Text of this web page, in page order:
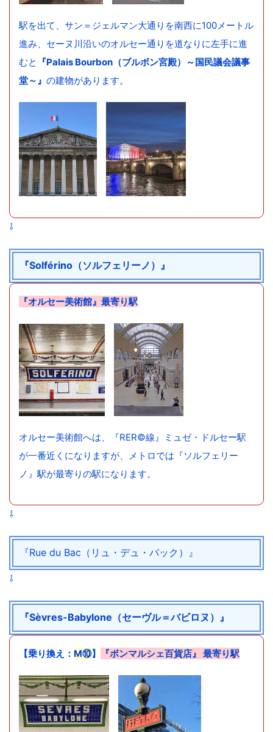
駅を出て、サン＝ジェルマン大通りを南西に100メートル
進み、セーヌ川沿いのオルセー通りを道なりに左手に進
むと
『Palais Bourbon（ブルボン宮殿）～国民議会議事
堂～』 の建物があります。
⇩
『Solférino（ソルフェリーノ）』
『オルセー美術館』最寄り駅
オルセー美術館へは、『RER©線』ミュゼ・ドルセー駅
が一番近くになりますが、メトロでは『ソルフェリー
ノ』駅が最寄りの駅になります。
⇩
『Rue du Bac（リュ・デュ・バック）』
⇩
『Sèvres-Babylone（セーヴル＝バビロヌ）』
【乗り換え： M⑩】 『ボンマルシェ百貨店』 最寄り駅